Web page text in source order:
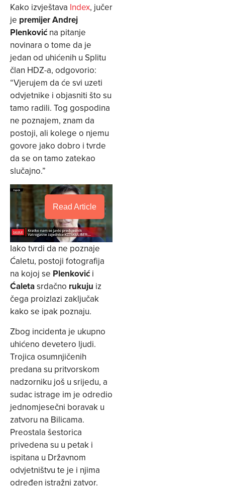
Kako izvještava Index, jučer
je premijer Andrej
Plenković na pitanje
novinara o tome da je
jedan od uhićenih u Splitu
član HDZ-a, odgovorio:
“Vjerujem da će svi uzeti
odvjetnike i objasniti što su
tamo radili. Tog gospodina
ne poznajem, znam da
postoji, ali kolege o njemu
govore jako dobro i tvrde
da se on tamo zatekao
slučajno.”
Read Article
Iako tvrdi da ne poznaje
Ćaletu, postoji fotografija
na kojoj se Plenković i
Ćaletasrdačno rukuju iz
čega proizlazi zaključak
kako se ipak poznaju.
Zbog incidenta je ukupno
uhićeno devetero ljudi.
Trojica osumnjičenih
predana su pritvorskom
nadzorniku još u srijedu, a
sudac istrage im je odredio
jednomjesečni boravak u
zatvoru na Bilicama.
Preostala šestorica
privedena su u petak i
ispitana u Državnom
odvjetništvu te je i njima
određen istražni zatvor.